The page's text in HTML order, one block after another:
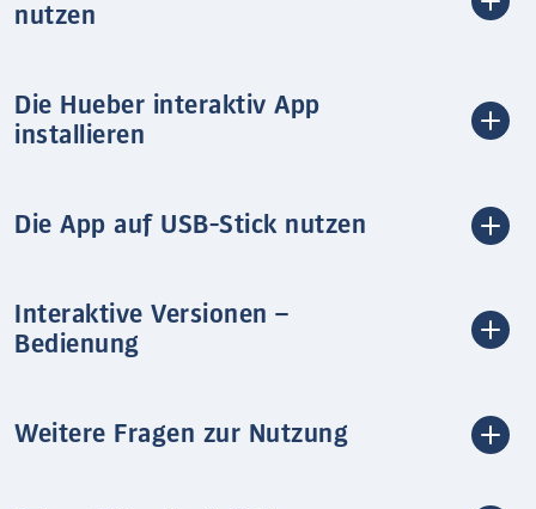
nutzen
Die Hueber interaktiv App
installieren
Die App auf USB-Stick nutzen
Interaktive Versionen –
Bedienung
Weitere Fragen zur Nutzung